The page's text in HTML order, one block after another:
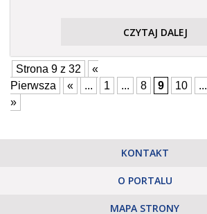
CZYTAJ DALEJ
Strona 9 z 32
«
Pierwsza
« ... 1 ... 8 9 10 ...
»
KONTAKT
O PORTALU
MAPA STRONY